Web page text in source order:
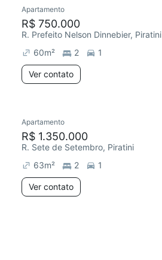
Apartamento
R$ 750.000
R. Prefeito Nelson Dinnebier, Piratini
60m² 2 1
Ver contato
Apartamento
R$ 1.350.000
R. Sete de Setembro, Piratini
63m² 2 1
Ver contato